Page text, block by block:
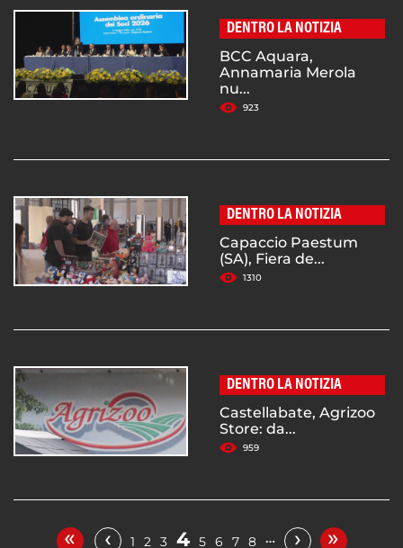
DENTRO LA NOTIZIA
BCC Aquara,
Annamaria Merola
nu...
923
DENTRO LA NOTIZIA
Capaccio Paestum
(SA), Fiera de...
1310
DENTRO LA NOTIZIA
Castellabate, Agrizoo
Store: da...
959
« ‹ 1 2 3 4 5 6 7 8 … › »